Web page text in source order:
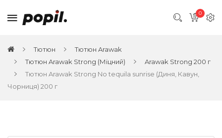
0
Тютюн
Тютюн Arawak
Тютюн Arawak Strong (Міцний)
Arawak Strong 200 г
Тютюн Arawak Strong No tequila sunrise (Диня, Кавун,
Чорниця) 200 г